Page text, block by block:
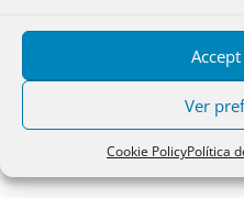
Ver
Cookie PolicyPolítica
regla general, se
2%, salvo los notificados
a Ponencias de valores
de 1997 (ver art. 63 y D. Tr.